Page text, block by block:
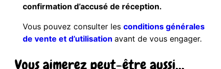
confirmation d’accusé de réception.
Vous pouvez consulter lesconditions générales
de vente et d’utilisation avant de vous engager.
Vous aimerez peut-être aussi…